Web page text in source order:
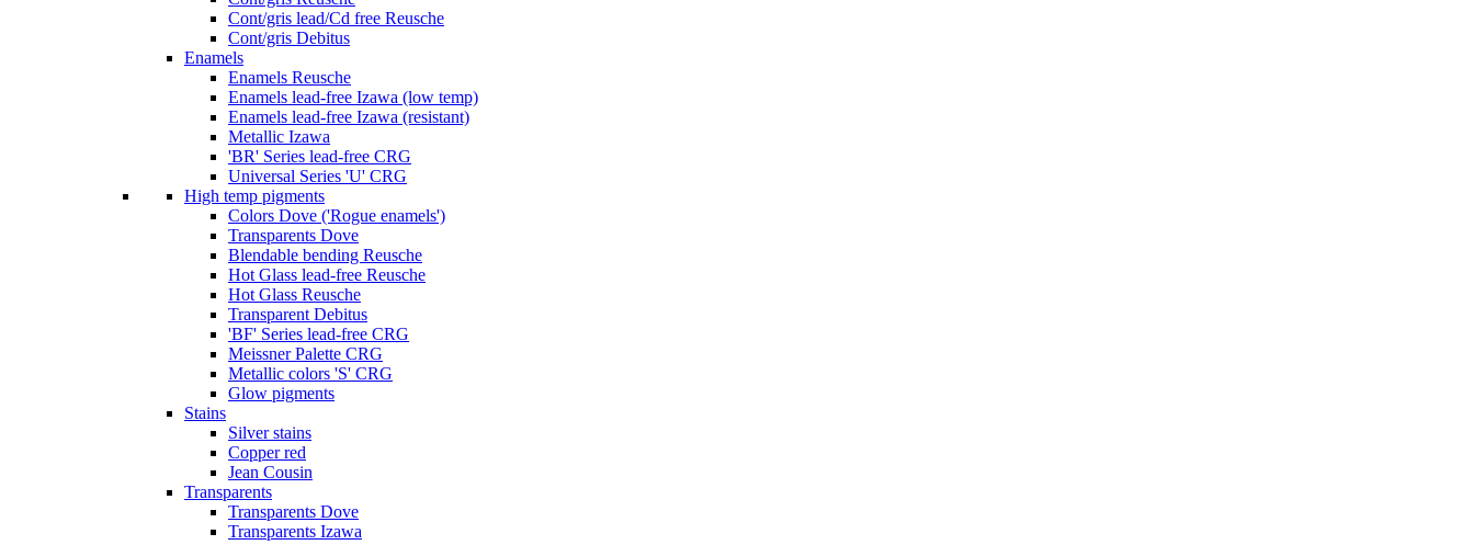
Cont/gris lead/Cd free Reusche
Cont/gris Debitus
Enamels
Enamels Reusche
Enamels lead-free Izawa (low temp)
Enamels lead-free Izawa (resistant)
Metallic Izawa
'BR' Series lead-free CRG
Universal Series 'U' CRG
High temp pigments
Colors Dove ('Rogue enamels')
Transparents Dove
Blendable bending Reusche
Hot Glass lead-free Reusche
Hot Glass Reusche
Transparent Debitus
'BF' Series lead-free CRG
Meissner Palette CRG
Metallic colors 'S' CRG
Glow pigments
Stains
Silver stains
Copper red
Jean Cousin
Transparents
Transparents Dove
Transparents Izawa